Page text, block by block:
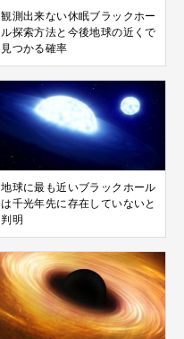
観測出来ない休眠ブラックホー
ル探索方法と今後地球の近くで
見つかる確率
地球に最も近いブラックホール
は千光年先に存在していないと
判明